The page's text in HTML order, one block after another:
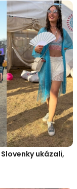
Slovenky ukázali,